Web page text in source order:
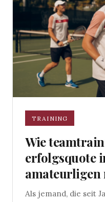
TRAINING
Wie
erfolgsquote
amateurligen
Als jemand, die seit